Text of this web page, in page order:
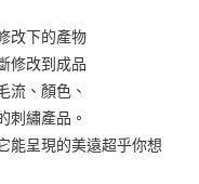
立即使用無須另外申請。
會自動跳轉到大哥付的交易
款截止日，確認付款後即完
交易確認頁面所載為準。
支付方式。 讓您購物簡單
改下的產物
修改到成品
流、顏色、
刺繡產品。
能呈現的美遠超乎你想